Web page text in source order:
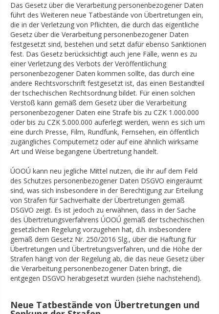
Das Gesetz über die Verarbeitung personenbezogener Daten
führt des Weiteren neue Tatbestände von Übertretungen ein,
die in der Verletzung von Pflichten, die durch das eigentliche
Gesetz über die Verarbeitung personenbezogener Daten
festgesetzt sind, bestehen und setzt dafür ebenso Sanktionen
fest. Das Gesetz berücksichtigt auch jene Fälle, wenn es zu
einer Verletzung des Verbots der Veröffentlichung
personenbezogener Daten kommen sollte, das durch eine
andere Rechtsvorschrift festgesetzt ist, das einen Bestandteil
der tschechischen Rechtsordnung bildet. Für einen solchen
Verstoß kann gemäß dem Gesetz über die Verarbeitung
personenbezogener Daten eine Strafe bis zu CZK 1.000.000
oder bis zu CZK 5.000.000 auferlegt werden, wenn es sich um
eine durch Presse, Film, Rundfunk, Fernsehen, ein öffentlich
zugängliches Computernetz oder auf eine ähnlich wirksame
Art und Weise begangene Übertretung handelt.
ÚOOÚ kann neu jegliche Mittel nutzen, die ihr auf dem Feld
des Schutzes personenbezogener Daten DSGVO eingeräumt
sind, was sich insbesondere in der Berechtigung zur Erteilung
von Strafen für Sachverhalte der Übertretungen gemäß
DSGVO zeigt. Es ist jedoch zu erwähnen, dass in der Sache
des Übertretungsverfahrens ÚOOÚ gemäß der tschechischen
gesetzlichen Regelung vorzugehen hat, d.h. insbesondere
gemäß dem Gesetz Nr. 250/2016 Slg., über die Haftung für
Übertretungen und Übertretungsverfahren, und die Höhe der
Strafen hängt von der Regelung ab, die das neue Gesetz über
die Verarbeitung personenbezogener Daten bringt, die
entgegen DSGVO herabgesetzt wurden (siehe nachstehend).
Neue Tatbestände von Übertretungen und